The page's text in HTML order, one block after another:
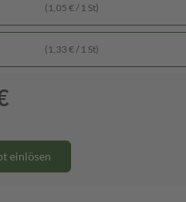
(1,05 € / 1 St)
(1,33 € / 1 St)
einlösen